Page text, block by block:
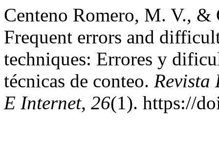
Centeno Romero, M. V.,
Frequent errors and
techniques: Errores y
técnicas de conteo. Revista
E Internet, 26(1). https://